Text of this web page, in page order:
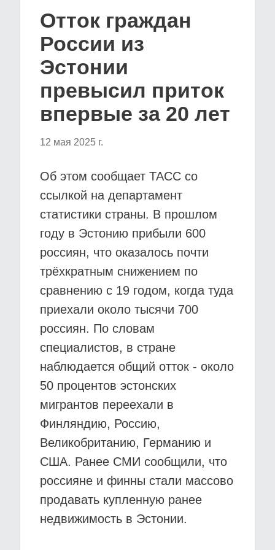
Отток граждан
России из
Эстонии
превысил приток
впервые за 20 лет
12 мая 2025 г.
Об этом сообщает ТАСС со
ссылкой на департамент
статистики страны. В прошлом
году в Эстонию прибыли 600
россиян, что оказалось почти
трёхкратным снижением по
сравнению с 19 годом, когда туда
приехали около тысячи 700
россиян. По словам
специалистов, в стране
наблюдается общий отток - около
50 процентов эстонских
мигрантов переехали в
Финляндию, Россию,
Великобританию, Германию и
США. Ранее СМИ сообщили, что
россияне и финны стали массово
продавать купленную ранее
недвижимость в Эстонии.